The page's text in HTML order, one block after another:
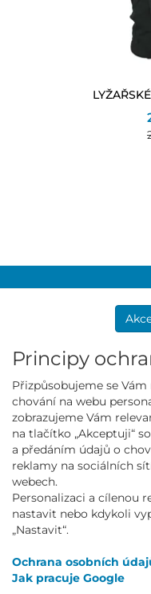
PRO ZÁKAZNÍKY
Výhody registrace
Klubové podmínky
Slevové a dárkové
Vrácení zboží a
Návratový a
Souhlas se zasíláním
OSTATNÍ
Materiály a
Velikostní tabulka a
Oblékáme
Pro týmy a závodníky
Pro firemní zákazníky
Nastavení soukromí
Principy
Přizpůsobujeme se Vám
chování na webu
zobrazujeme Vám
na tlačítko „Akceptuji“
a předáním údajů o
reklamy na sociálních
webech.
Personalizaci a cílenou
nastavit nebo kdykoli
„Nastavit“.
Ochrana osobních
Jak pracuje Google